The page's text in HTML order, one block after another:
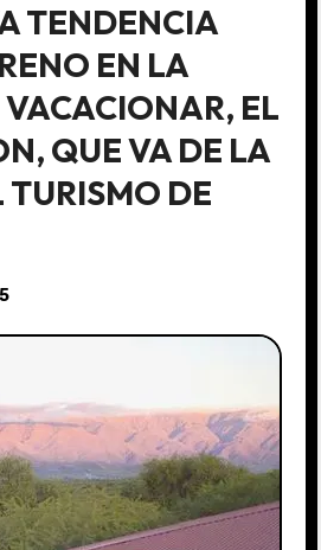
TENDENCIA
EN LA
EL
QUE VA DE LA
DE